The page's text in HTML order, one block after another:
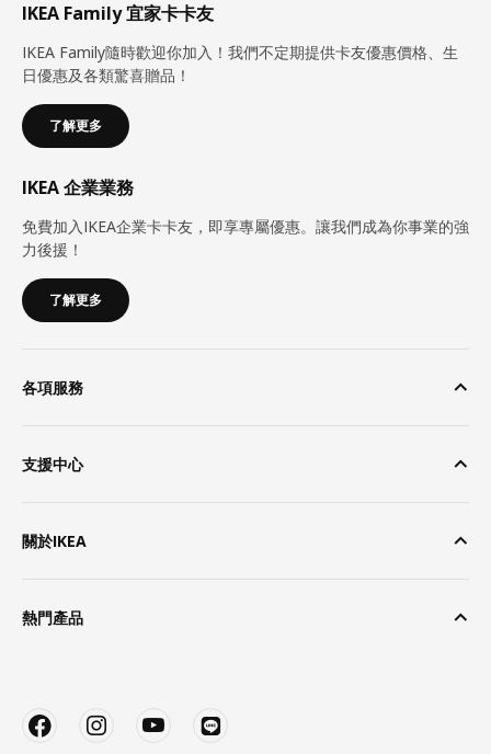
IKEA Family 宜家卡卡友
IKEA Family隨時歡迎你加入！我們不定期提供卡友優惠價格、生
日優惠及各類驚喜贈品！
了解更多
IKEA 企業業務
免費加入IKEA企業卡卡友，即享專屬優惠。讓我們成為你事業的強
力後援！
了解更多
各項服務
支援中心
關於IKEA
熱門產品